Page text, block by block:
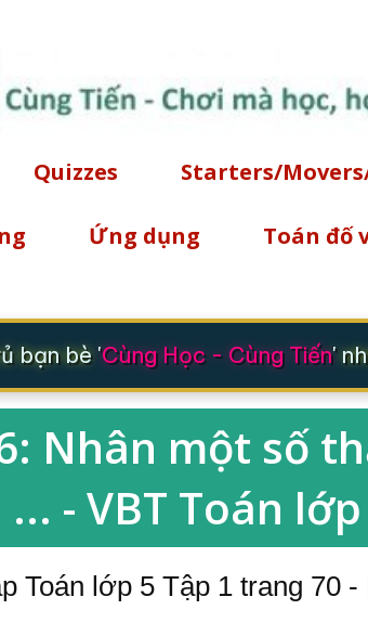
Quizzes Starters/
Ứng dụng Toán đố
bạn bè 'Cùng Học - Cùng Tiến'
Nhân một số
... - VBT Toán
Toán lớp 5 Tập 1 trang 70